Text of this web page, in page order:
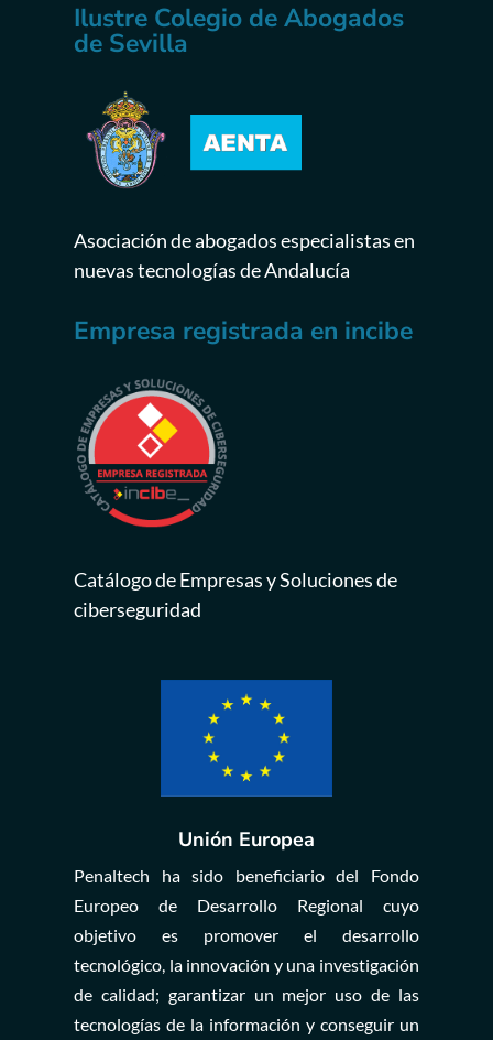
Ilustre Colegio de Abogados
de Sevilla
Asociación de abogados especialistas en
nuevas tecnologías de Andalucía
Empresa registrada en incibe
Catálogo de Empresas y Soluciones de
ciberseguridad
Unión Europea
Penaltech ha sido beneficiario del Fondo
Europeo de Desarrollo Regional cuyo
objetivo es promover el desarrollo
tecnológico, la innovación y una investigación
de calidad; garantizar un mejor uso de las
tecnologías de la información y conseguir un